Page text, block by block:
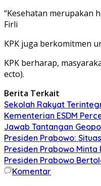
“Kesehatan merupakan
Firli
KPK juga berkomitmen
KPK berharap,
ecto).
Berita Terkait
Sekolah Rakyat
Kementerian ESDM
Jawab Tantangan
Presiden Prabowo:
Presiden Prabowo
Presiden Prabowo
Komentar